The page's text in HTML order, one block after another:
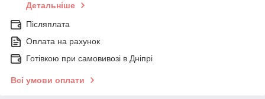
Детальніше
Післяплата
Оплата на рахунок
Готівкою при самовивозі в Дніпрі
Всі умови оплати